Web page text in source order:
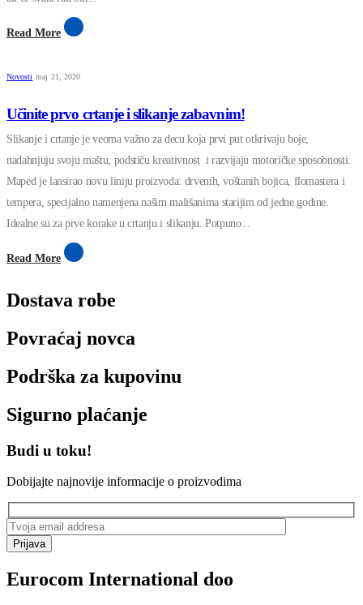
Read More
Novosti maj 21, 2020
Učinite prvo crtanje i slikanje zabavnim!
Slikanje i crtanje je veoma važno za decu koja prvi put otkrivaju boje,
nadahnjuju svoju maštu, podstiču kreativnost i razvijaju motoričke sposobnosti.
Maped je lansirao novu liniju proizvoda: drvenih, voštanih bojica, flomastera i
tempera, specijalno namenjena našim mališanima starijim od jedne godine.
Idealne su za prve korake u crtanju i slikanju. Potpuno...
Read More
Dostava robe
Povraćaj novca
Podrška za kupovinu
Sigurno plaćanje
Budi u toku!
Dobijajte najnovije informacije o proizvodima
Prijava
Eurocom International doo